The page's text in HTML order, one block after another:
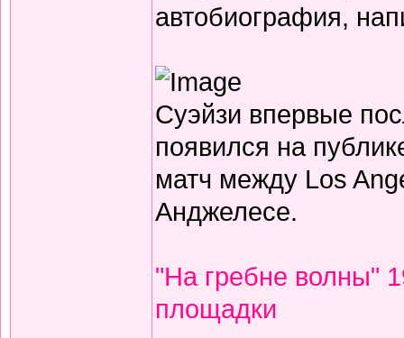
автобиография,
Суэйзи впервые
появился на
матч между Los
Анджелесе.
"На гребне волны"
площадки